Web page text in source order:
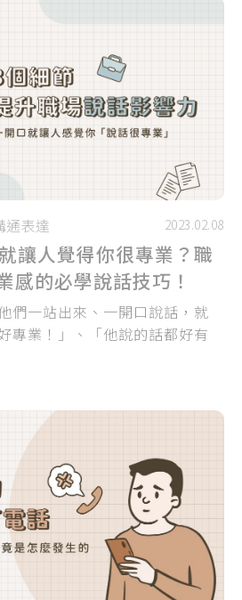
通表達 2023.02.08
讓人覺得你很專業？職
感的必學說話技巧！
們一站出來、一開口說話，就
專業！」、「他說的話都好有